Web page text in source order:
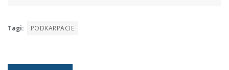
Tagi: PODKARPACIE